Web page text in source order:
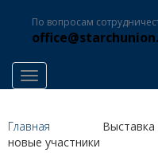
По вопросам
Toggle navigation
Главная
Выставка
новые участники